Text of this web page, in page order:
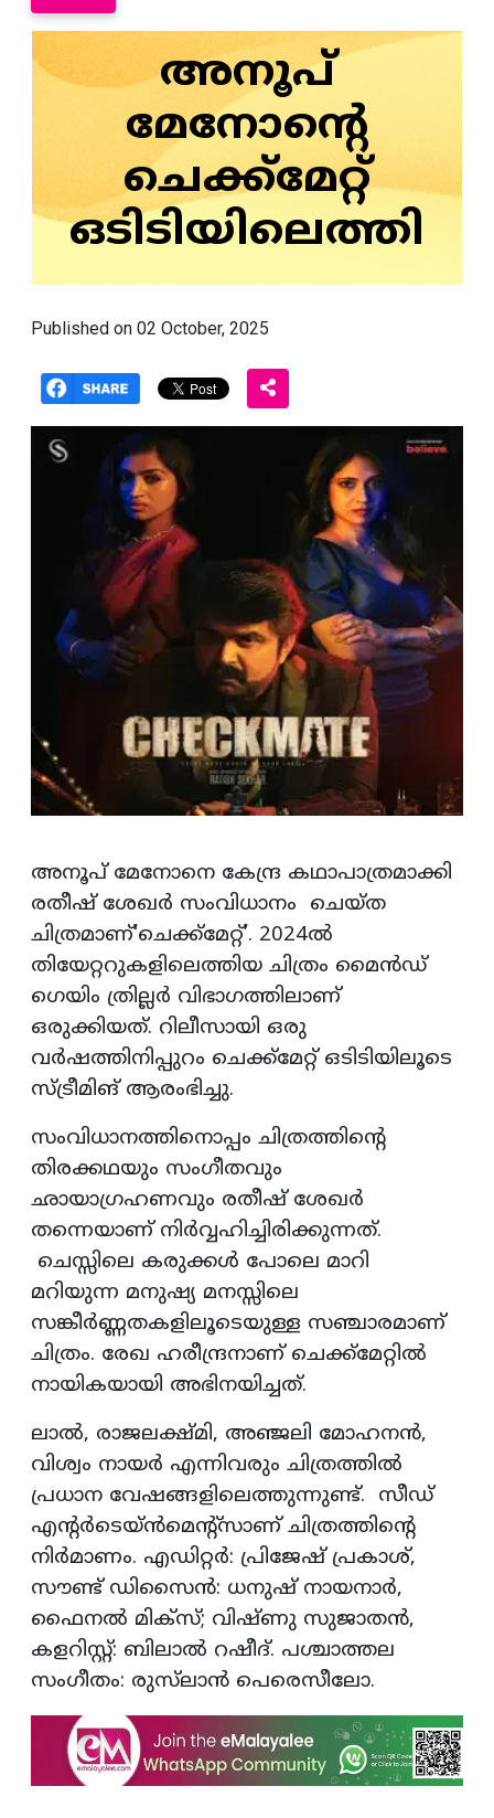
അനൂപ്
മേനോന്റെ
ചെക്ക്‌മേറ്റ്
ഒടിടിയിലെത്തി
Published on 02 October, 2025
അനൂപ് മേനോനെ കേന്ദ്ര കഥാപാത്രമാക്കി
രതീഷ് ശേഖർ സംവിധാനം ചെയ്ത
ചിത്രമാണ്‘ചെക്ക്‌മേറ്റ്’. 2024ൽ
തിയേറ്ററുകളിലെത്തിയ ചിത്രം മൈൻഡ് ​
ഗെയിം ത്രില്ലർ വിഭാഗത്തിലാണ്
ഒരുക്കിയത്. റിലീസായി ഒരു
വർഷത്തിനിപ്പുറം ചെക്ക്‌മേറ്റ് ഒടിടിയിലൂടെ
സ്ട്രീമിങ് ആരംഭിച്ചു.
സംവിധാനത്തിനൊപ്പം ചിത്രത്തിന്‍റെ
തിരക്കഥയും സംഗീതവും
ഛായാഗ്രഹണവും രതീഷ് ശേഖർ
തന്നെയാണ് നിർവ്വഹിച്ചിരിക്കുന്നത്.
ചെസ്സിലെ കരുക്കൾ പോലെ മാറി
മറിയുന്ന മനുഷ്യ മനസ്സിലെ
സങ്കീർണ്ണതകളിലൂടെയുള്ള സഞ്ചാരമാണ്
ചിത്രം. രേഖ ഹരീന്ദ്രനാണ് ചെക്ക്‌മേറ്റിൽ
നായികയായി അഭിനയിച്ചത്.
ലാൽ, രാജലക്ഷ്മി, അഞ്ജലി മോഹനൻ,
വിശ്വം നായര്‍ എന്നിവരും ചിത്രത്തിൽ
പ്രധാന വേഷങ്ങളിലെത്തുന്നുണ്ട്. സീഡ്
എന്റര്‍ടെയ്ൻമെന്റ്സാണ് ചിത്രത്തിന്റെ
നിർമാണം. എഡിറ്റർ: പ്രിജേഷ് പ്രകാശ്,
സൗണ്ട് ഡിസൈൻ: ധനുഷ് നായനാർ,
ഫൈനൽ മിക്‌സ്; വിഷ്ണു സുജാതൻ,
കളറിസ്റ്റ്: ബിലാല്‍ റഷീദ്. പശ്ചാത്തല
സംഗീതം: രുസ്‌ലാന്‍ പെരെസീലോ.